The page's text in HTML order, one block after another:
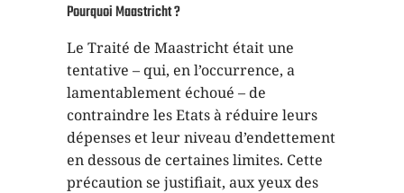
Pourquoi Maastricht ?
Le Traité de Maastricht était une
tentative – qui, en l’occurrence, a
lamentablement échoué – de
contraindre les Etats à réduire leurs
dépenses et leur niveau d’endettement
en dessous de certaines limites. Cette
précaution se justifiait, aux yeux des